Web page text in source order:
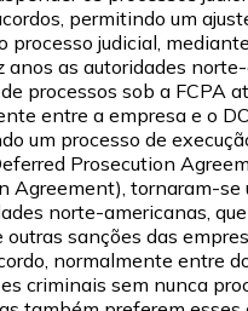
permitindo um
processo judicial,
anos as autoridades
processos sob a FCPA
entre a empresa e o
um processo de
Prosecution
Agreement), tornaram-
norte-americanas,
outras sanções das
normalmente entre
criminais sem nunca